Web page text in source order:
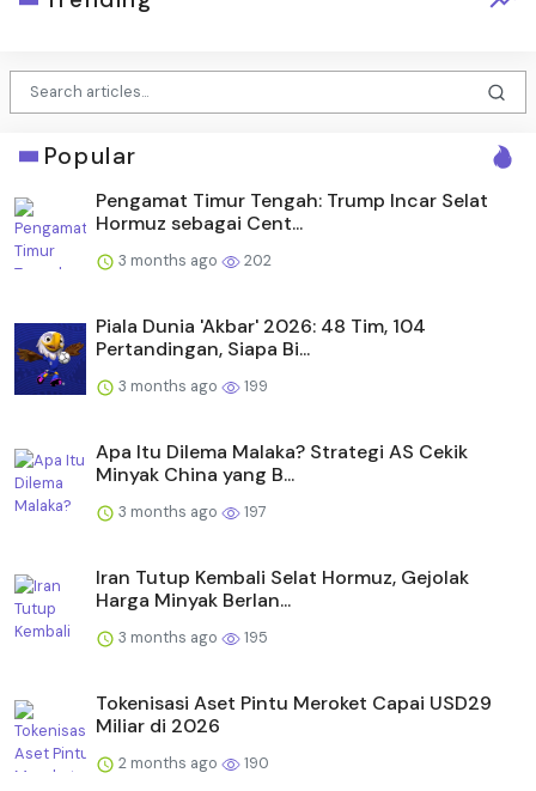
Popular
Pengamat Timur Tengah: Trump Incar Selat
Hormuz sebagai Cent...
3 months ago 202
Piala Dunia 'Akbar' 2026: 48 Tim, 104
Pertandingan, Siapa Bi...
3 months ago 199
Apa Itu Dilema Malaka? Strategi AS Cekik
Minyak China yang B...
3 months ago 197
Iran Tutup Kembali Selat Hormuz, Gejolak
Harga Minyak Berlan...
3 months ago 195
Tokenisasi Aset Pintu Meroket Capai USD29
Miliar di 2026
2 months ago 190